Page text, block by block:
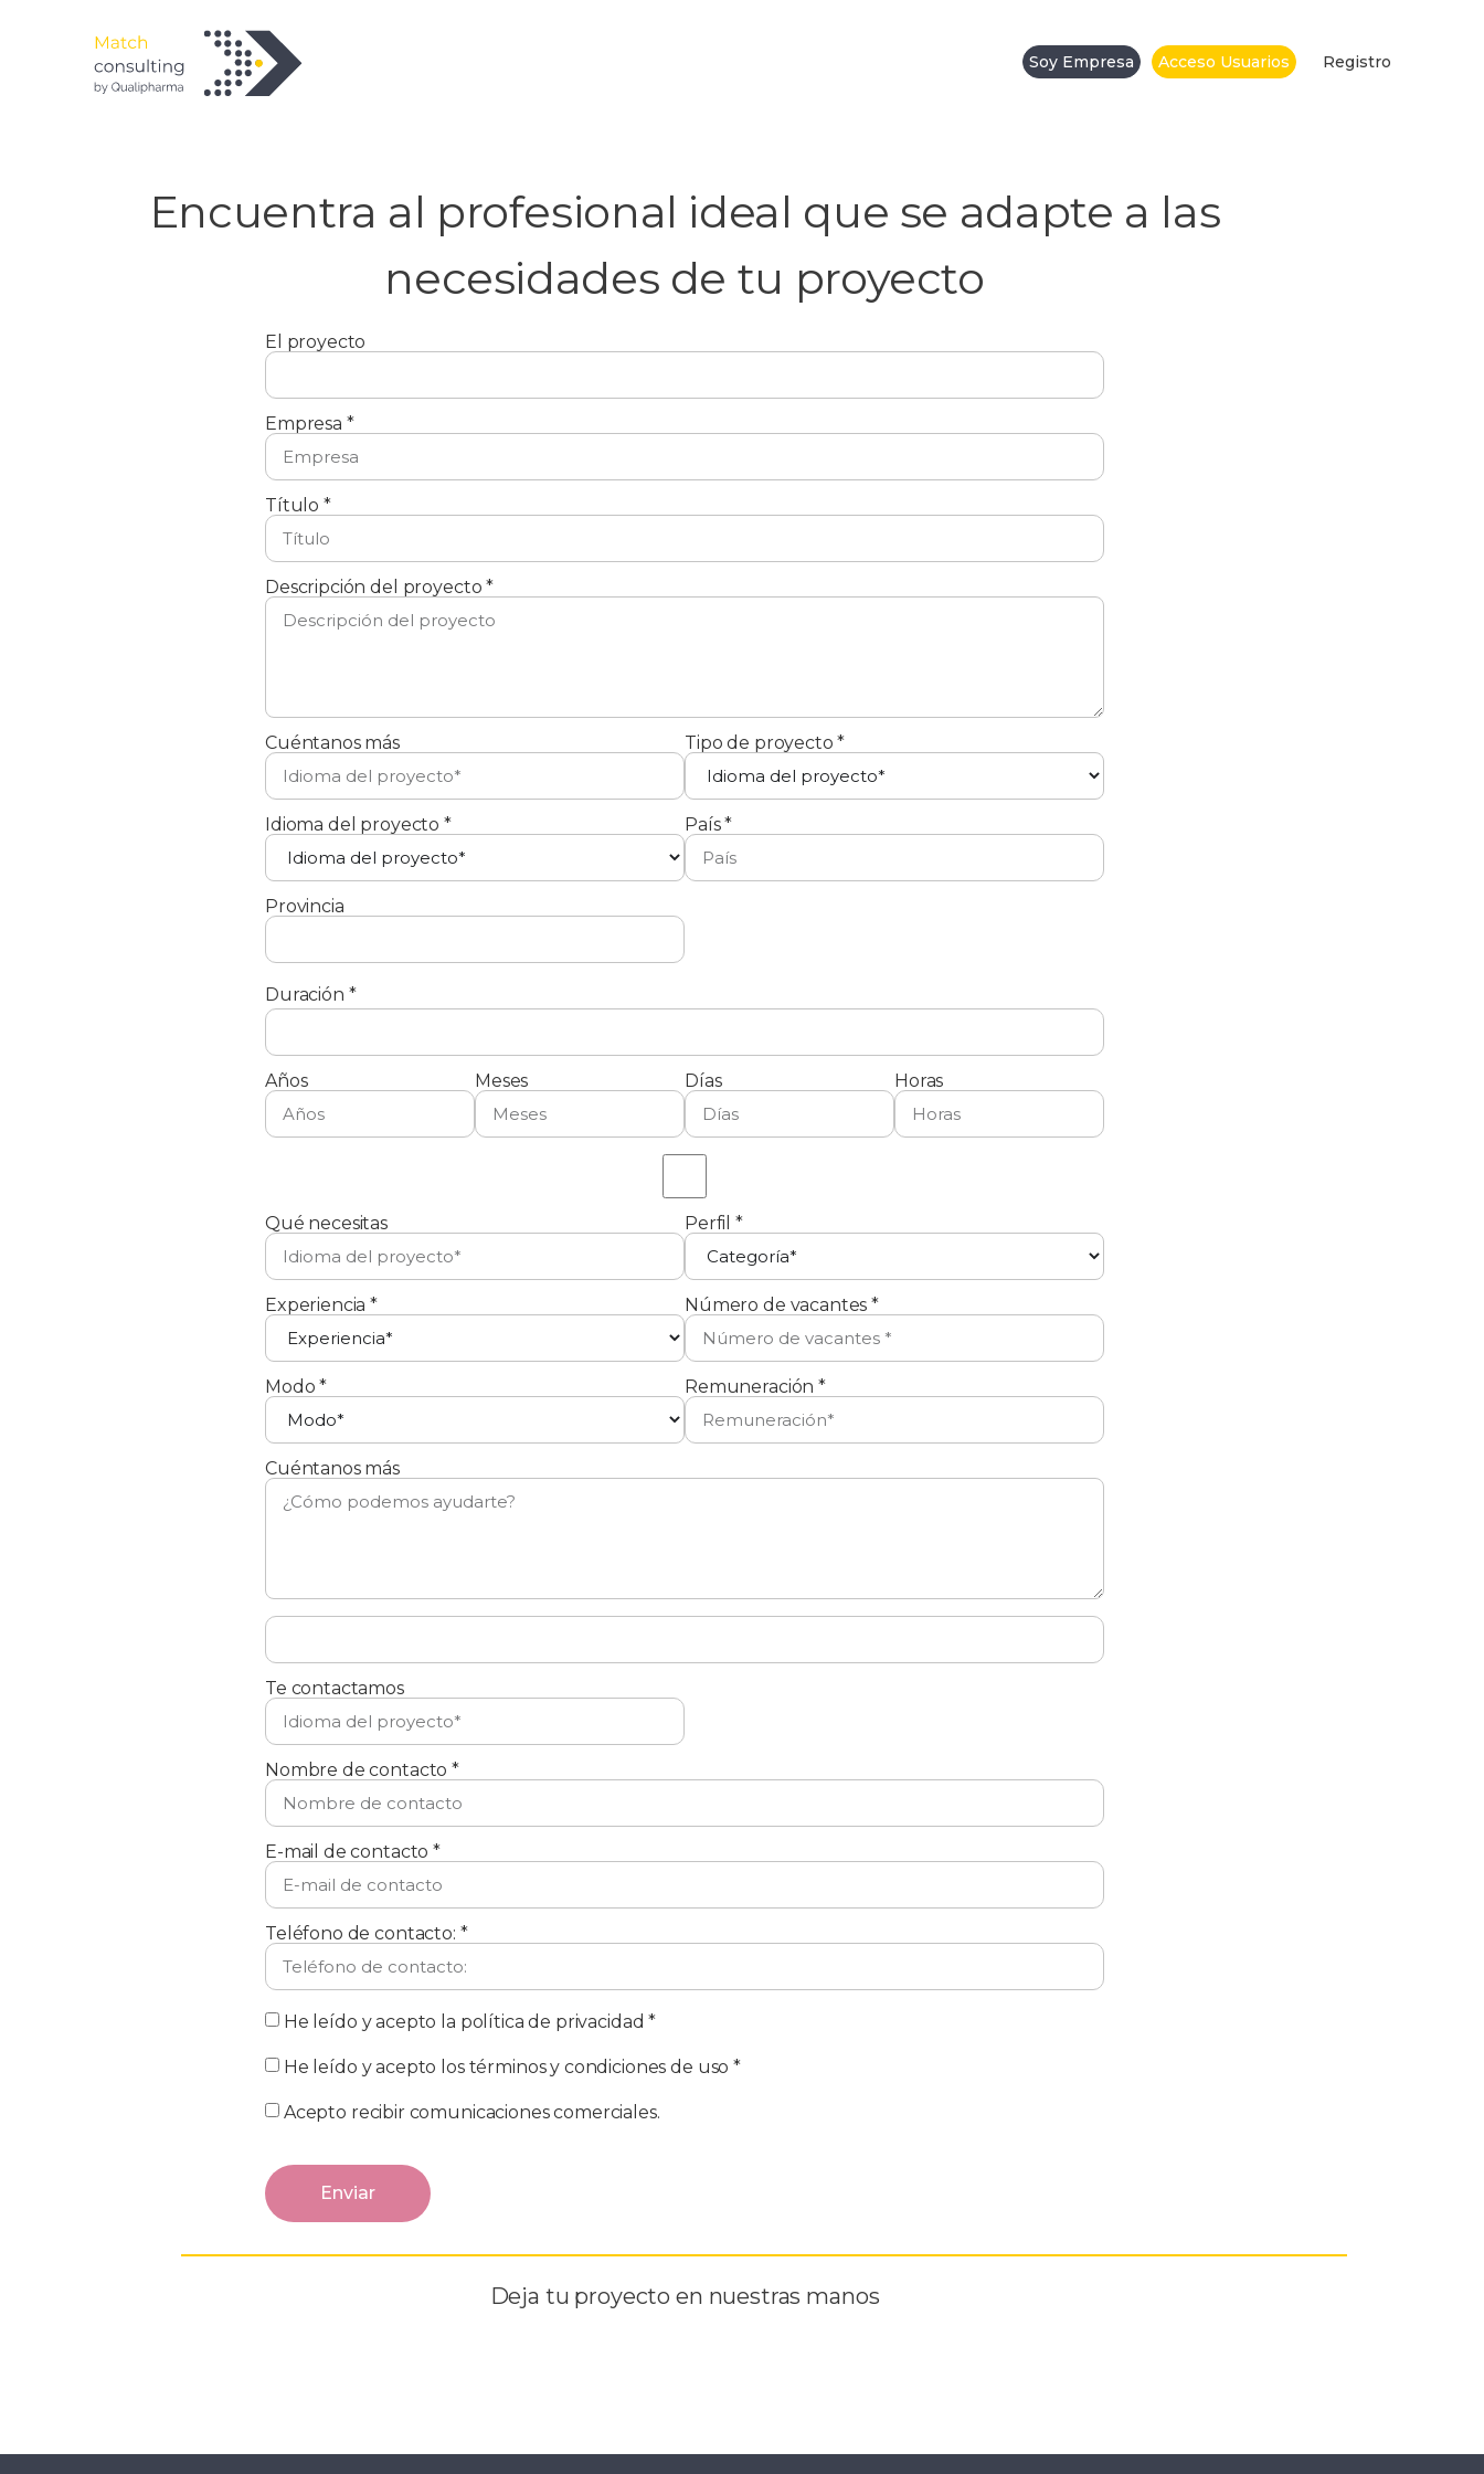
Soy Empresa Acceso Usuarios Registro
Encuentra al profesional ideal que se adapte a las
necesidades de tu proyecto
El proyecto
Empresa *
Título *
Descripción del proyecto *
Cuéntanos más Tipo de proyecto *
Idioma del proyecto * País *
Provincia
Duración *
Años Meses Días Horas
Qué necesitas Perfil *
Experiencia * Número de vacantes *
Modo * Remuneración *
Cuéntanos más
Te contactamos
Nombre de contacto *
E-mail de contacto *
Teléfono de contacto: *
He leído y acepto la política de privacidad *
He leído y acepto los términos y condiciones de uso *
Acepto recibir comunicaciones comerciales.
Enviar
Deja tu proyecto en nuestras manos